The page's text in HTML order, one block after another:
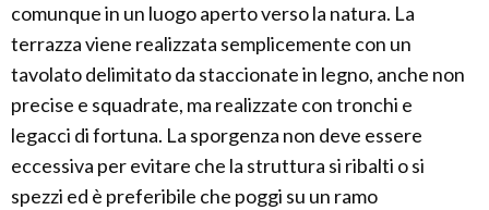
comunque in un luogo aperto verso la natura. La
terrazza viene realizzata semplicemente con un
tavolato delimitato da staccionate in legno, anche non
precise e squadrate, ma realizzate con tronchi e
legacci di fortuna. La sporgenza non deve essere
eccessiva per evitare che la struttura si ribalti o si
spezzi ed è preferibile che poggi su un ramo